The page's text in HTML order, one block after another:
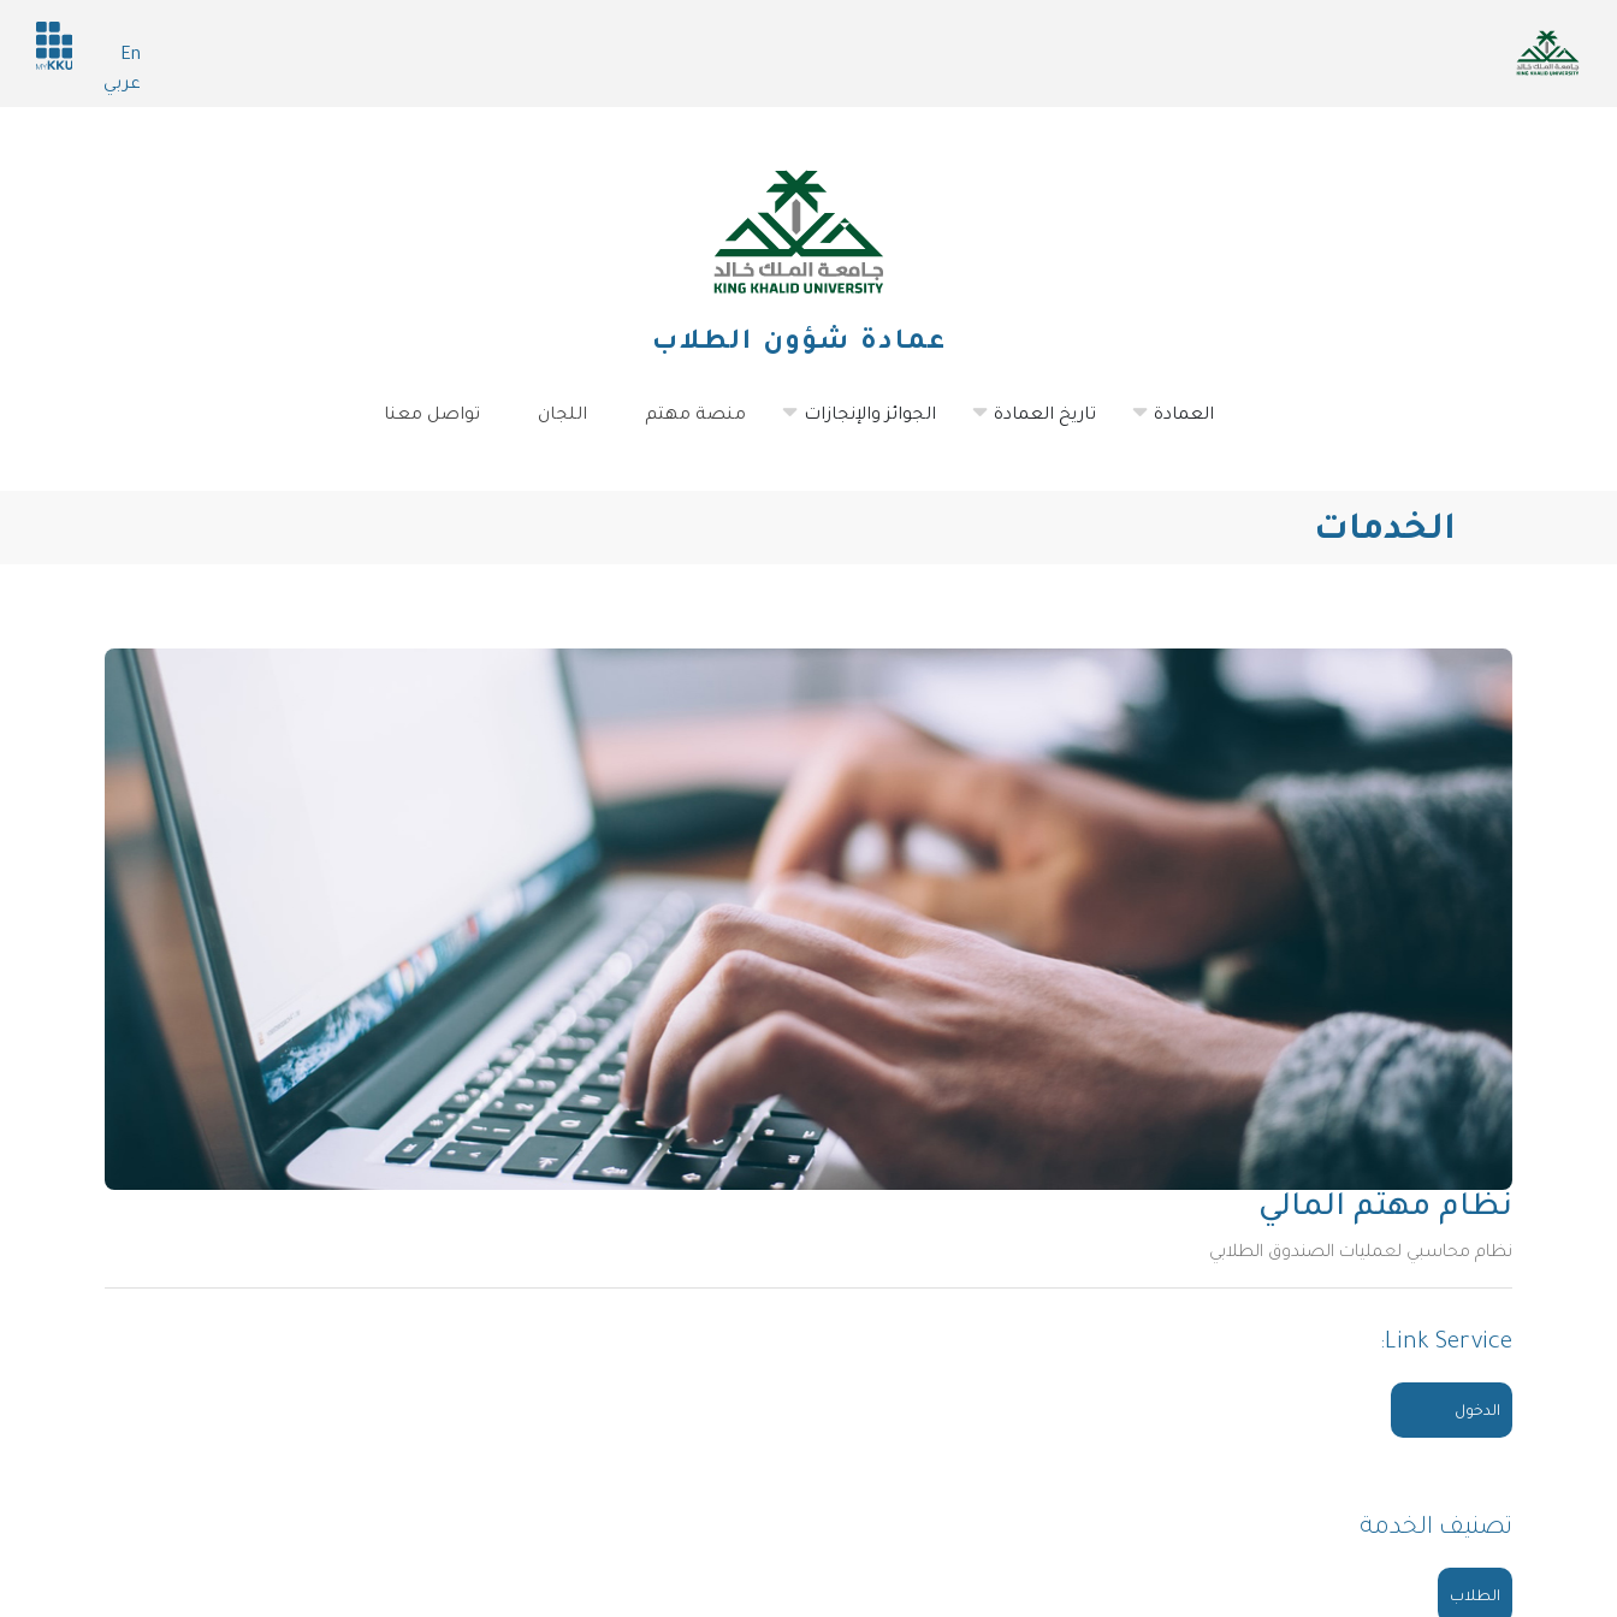
المحتوى
En
عربي
Header
services
عمادة شؤون الطلاب
العمادة تاريخ العمادة الجوائز والإنجازات منصة مهتم اللجان تواصل معنا
الخدمات
نظام مهتم المالي
نظام محاسبي لعمليات الصندوق الطلابي
Link Service
الدخول
تصنيف الخدمة
الطلاب